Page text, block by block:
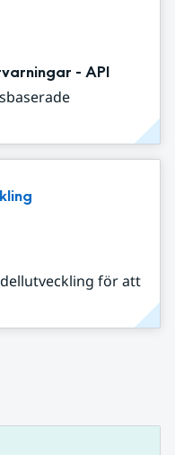
- API
för att